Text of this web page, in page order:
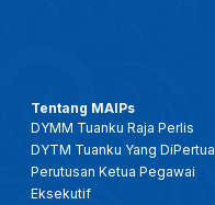
Tentang MAIPs
DYMM Tuanku Raja Perlis
DYTM Tuanku Yang DiPertua
Perutusan Ketua Pegawai
Eksekutif